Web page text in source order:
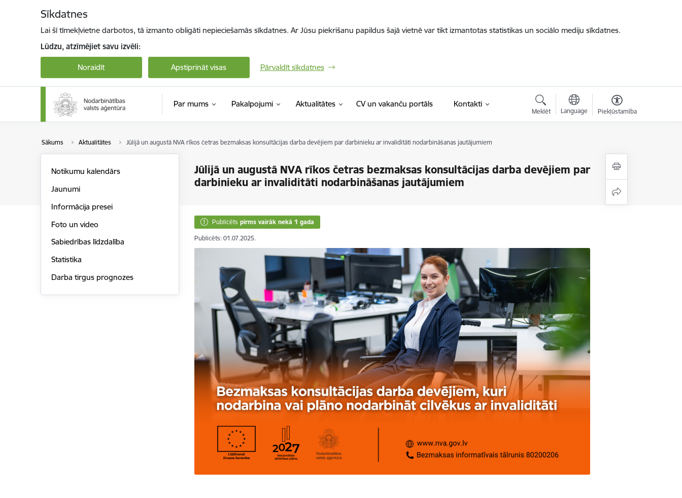
Sīkdatnes
Lai šī tīmekļvietne darbotos, tā izmanto obligāti nepieciešamās sīkdatnes. Ar Jūsu piekrišanu papildus šajā vietnē var tikt izmantotas statistikas un sociālo mediju sīkdatnes.
Lūdzu, atzīmējiet savu izvēli:
Noraidīt Apstiprināt visas Pārvaldīt sīkdatnes
Par mums Pakalpojumi Aktualitātes CV un vakanču portāls(Ārējā saite)
Kontakti
Meklēt Language Piekļūstamība
Sākums Aktualitātes Jūlijā un augustā NVA rīkos četras bezmaksas konsultācijas darba devējiem par darbinieku ar invaliditāti nodarbināšanas jautājumiem
Jūlijā un augustā NVA rīkos četras bezmaksas konsultācijas darba devējiem par
darbinieku ar invaliditāti nodarbināšanas jautājumiem
Notikumu kalendārs
Jaunumi
Informācija presei
Foto un video
Sabiedrības līdzdalība
Statistika
Darba tirgus prognozes
Publicēts pirms vairāk nekā 1 gada
Publicēts: 01.07.2025.